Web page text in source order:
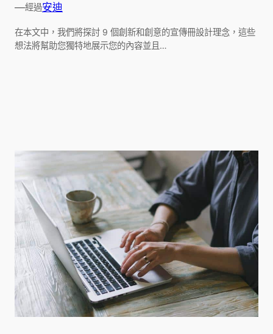
—經過安迪
在本文中，我們將探討 9 個創新和創意的宣傳冊設計理念，這些
想法將幫助您獨特地展示您的內容並且…